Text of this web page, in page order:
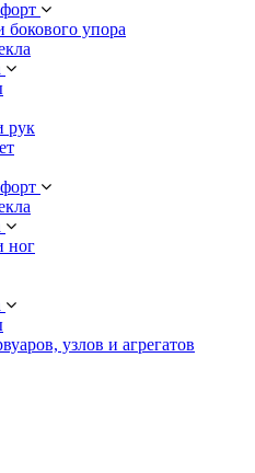
бокового упора
рук
ног
узлов и агрегатов